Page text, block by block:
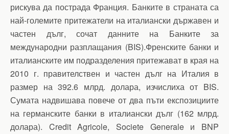
рискува да пострада Франция. Банките в страната са
най-големите притежатели на италиански държавен и
частен дълг, сочат данните на Банките за
международни разплащания (BIS).Френските банки и
италианските им подразделения притежават в края на
2010 г. правителствен и частен дълг на Италия в
размер на 392.6 млрд. долара, изчислиха от BIS.
Сумата надвишава повече от два пъти експозициите
на германските банки в италиански дълг (162 млрд.
долара). Credit Agricole, Societe Generale и BNP